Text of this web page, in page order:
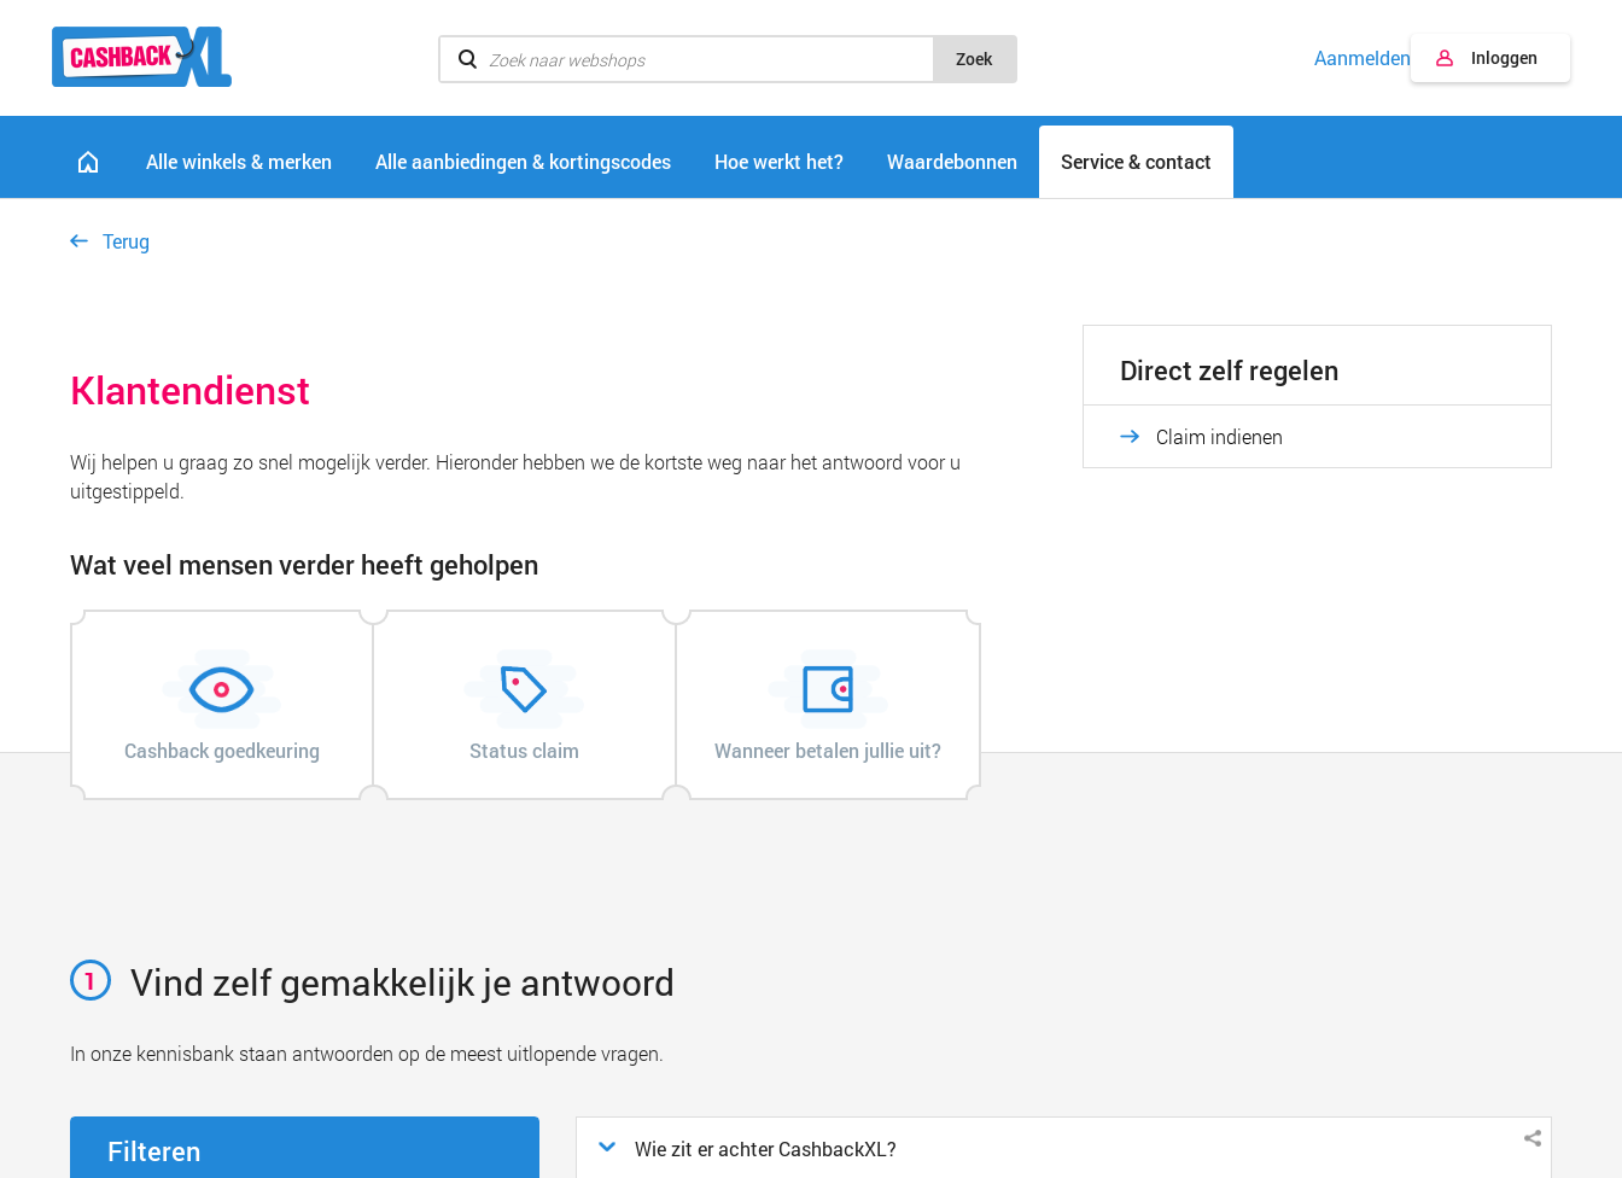
Zoek Aanmelden Inloggen
Alle winkels & merken Alle aanbiedingen & kortingscodes Hoe werkt het? Waardebonnen Service & contact
Terug
Klantendienst
Wij helpen u graag zo snel mogelijk verder. Hieronder hebben we de kortste weg naar het antwoord voor u
uitgestippeld.
Wat veel mensen verder heeft geholpen
Cashback goedkeuring Status claim Wanneer betalen jullie uit?
Direct zelf regelen
Claim indienen
1 Vind zelf gemakkelijk je antwoord
In onze kennisbank staan antwoorden op de meest uitlopende vragen.
Filteren Wie zit er achter CashbackXL?